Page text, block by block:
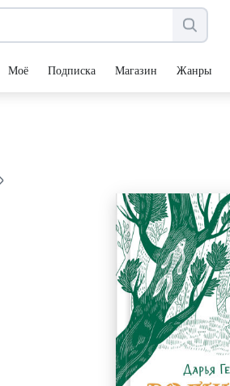
Моё Подписка Магазин Жанры